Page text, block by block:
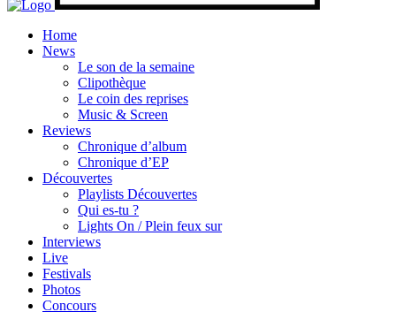
Home
News
Le son de la semaine
Clipothèque
Le coin des reprises
Music & Screen
Reviews
Chronique d’album
Chronique d’EP
Découvertes
Playlists Découvertes
Qui es-tu ?
Lights On / Plein feux sur
Interviews
Live
Festivals
Photos
Concours